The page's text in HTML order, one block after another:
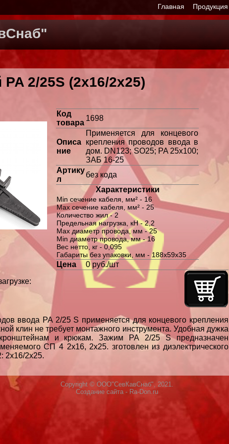
Главная Продукция
2/25S (2х16/2х25)
Код
товара
1698
Описа
ние
Применяется для концевого
крепления проводов ввода в
дом. DN123; SO25; PA 25х100;
ЗАБ 16-25
Артику
л
без кода
Характеристики
Min сечение кабеля, мм² - 16
Мах сечение кабеля, мм² - 25
Количество жил - 2
Предельная нагрузка, кН - 2,2
Max диаметр провода, мм - 25
Min диаметр провода, мм - 16
Вес нетто, кг - 0,095
Габариты без упаковки, мм - 188х59х35
Цена 0 руб./шт
ввода PA 2/25 S применяется для концевого крепления
клин не требует монтажного инструмента. Удобная дужка
и крюкам. Зажим РА 2/25 S предназначен
СП 4 2х16, 2х25. зготовлен из диэлектрического
2х16/2х25.
Copyright © ООО"СевКавСнаб", 2021.
Создание сайта - Ra-Don.ru